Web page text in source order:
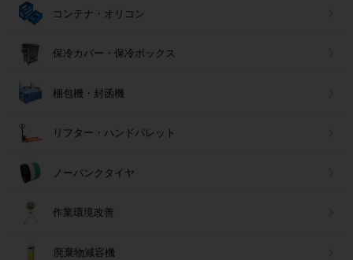
コンテナ・オリコン
保冷カバー・保冷ボックス
梱包機・封函機
リフター・ハンドパレット
ノーパンクタイヤ
作業環境改善
廃棄物減容機